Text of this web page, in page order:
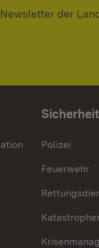
der
Sicherheit
Polizei
Feuerwehr